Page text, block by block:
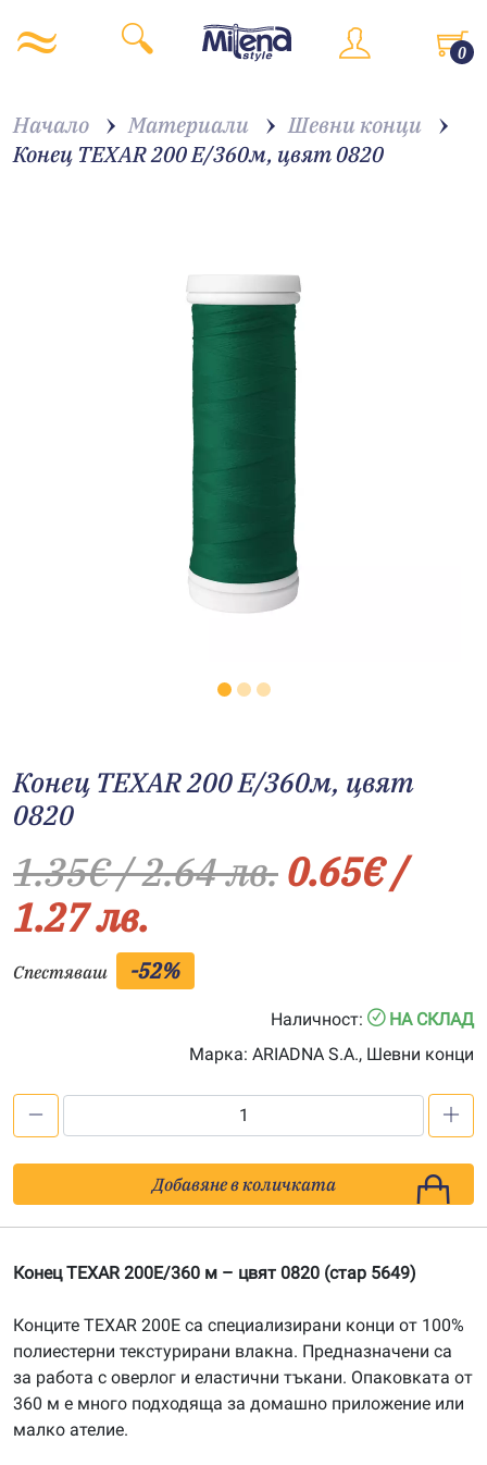
0
Начало Материали
Шевни конци
Конец TEXAR 200 E/360м, цвят 0820
Конец TEXAR 200 E/360м, цвят
0820
1.35€/ 2.64 лв.0.65€/
1.27 лв.
Спестяваш -52%
Наличност:
НА СКЛАД
Марка: ARIADNA S.A., Шевни конци
TEXAR
200
цвят
Добавяне в количката
Конец TEXAR 200E/360 м – цвят 0820 (стар 5649)
Конците TEXAR 200E са специализирани конци от 100%
полиестерни текстурирани влакна. Предназначени са
за работа с оверлог и еластични тъкани. Опаковката от
360 м е много подходяща за домашно приложение или
малко ателие.